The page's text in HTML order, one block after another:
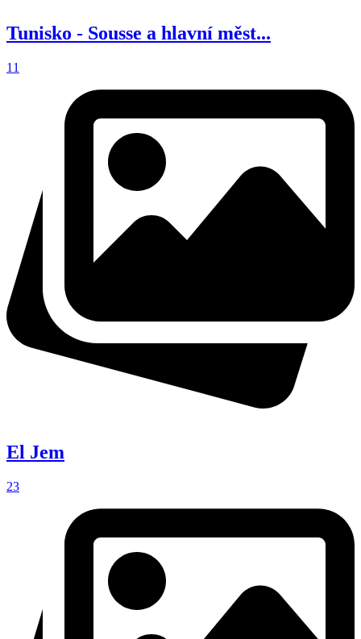
Tunisko - Sousse a hlavní měst...
11
El Jem
23